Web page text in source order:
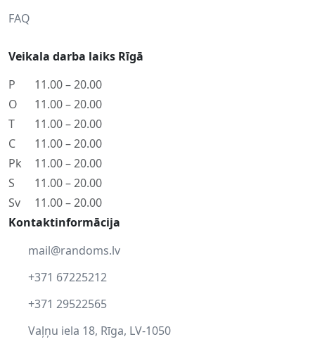
FAQ
Veikala darba laiks Rīgā
P
11.00 – 20.00
O
11.00 – 20.00
T
11.00 – 20.00
C
11.00 – 20.00
Pk
11.00 – 20.00
S
11.00 – 20.00
Sv
11.00 – 20.00
Kontaktinformācija
mail@randoms.lv
+371 67225212
+371 29522565
Vaļņu iela 18, Rīga, LV-1050